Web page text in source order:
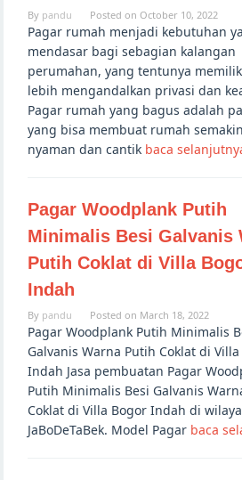
By pandu Posted on October 10, 2022
Pagar rumah menjadi kebutuhan
mendasar bagi sebagian kalangan
perumahan, yang tentunya
lebih mengandalkan privasi dan
Pagar rumah yang bagus adalah
yang bisa membuat rumah semakin
nyaman dan cantik baca
Pagar Woodplank Putih
Minimalis Besi Galvanis
Putih Coklat di Villa
Indah
By pandu Posted on March 18, 2022
Pagar Woodplank Putih Minimalis
Galvanis Warna Putih Coklat di
Indah Jasa pembuatan Pagar
Putih Minimalis Besi Galvanis
Coklat di Villa Bogor Indah di
JaBoDeTaBek. Model Pagar baca